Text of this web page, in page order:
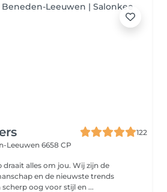
122
Leeuwen 6658 CP
alles om jou. Wij zijn de
en de nieuwste trends
oog voor stijl en ...